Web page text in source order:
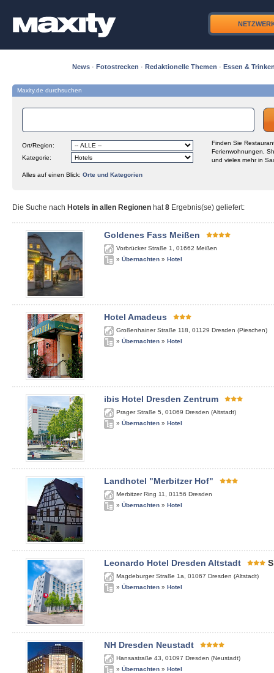
News · Fotostrecken · Redaktionelle Themen · Essen &
Maxity.de durchsuchen
Ort/Region:
Kategorie:
Finden Sie
Ferienwohnungen,
und vieles mehr in
Alles auf einen Blick: Orte und Kategorien
Die Suche nach Hotels in allen Regionen hat8 Ergebnis(se) geliefert:
Goldenes Fass Meißen
Vorbrücker Straße 1 01662 Meißen
» Übernachten » Hotel
Hotel Amadeus
Großenhainer Straße 118 01129 Dresden (Pieschen)
» Übernachten » Hotel
ibis Hotel Dresden Zentrum
Prager Straße 5 01069 Dresden (Altstadt)
» Übernachten » Hotel
Landhotel "Merbitzer Hof"
Merbitzer Ring 11 01156 Dresden
» Übernachten » Hotel
Leonardo Hotel Dresden Altstadt S
Magdeburger Straße 1a 01067 Dresden (Altstadt)
» Übernachten » Hotel
NH Dresden Neustadt
Hansastraße 43 01097 Dresden (Neustadt)
» Übernachten » Hotel